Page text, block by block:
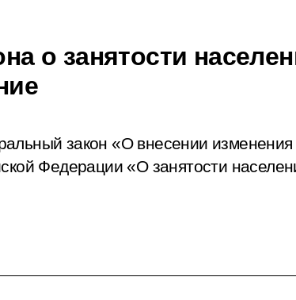
о занятости
закон «О внесении изменения
Федерации «О занятости